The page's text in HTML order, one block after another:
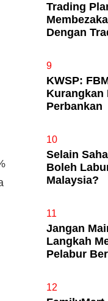
Trading
Dengan
9
KWSP:
Kurangkan
Perbankan
10
Selain
Boleh
Malaysia?
11
Jangan
Langkah
Pelabur
12